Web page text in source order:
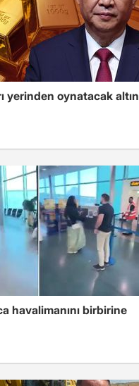
yerinden oynatacak altın
havalimanını birbirine